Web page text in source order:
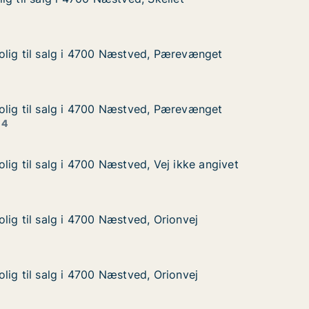
Pærevænget
i 4700 Næstved, Pærevænget
til salg i 4700 Næstved, Pærevænget
til salg i 4700 Næstved, Pærevænget
Pærevænget
i 4700 Næstved, Pærevænget
til salg i 4700 Næstved, Pærevænget
til salg i 4700 Næstved, Pærevænget
ikke angivet
i 4700 Næstved, Vej ikke angivet
til salg i 4700 Næstved, Vej ikke angivet
til salg i 4700 Næstved, Vej ikke angivet
i 4700 Næstved, Orionvej
til salg i 4700 Næstved, Orionvej
til salg i 4700 Næstved, Orionvej
i 4700 Næstved, Orionvej
til salg i 4700 Næstved, Orionvej
til salg i 4700 Næstved, Orionvej